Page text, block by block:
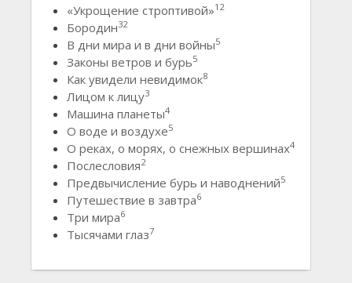
«Укрощение строптивой»12
Бородин32
В дни мира и в дни войны5
Законы ветров и бурь5
Как увидели невидимок8
Лицом к лицу3
Машина планеты4
О воде и воздухе5
О реках, о морях, о снежных вершинах4
Послесловия2
Предвычисление бурь и наводнений5
Путешествие в завтра6
Три мира6
Тысячами глаз7